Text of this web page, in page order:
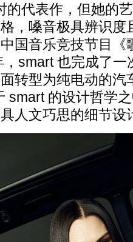
的代表作，但她的
，嗓音极具辨识度
国音乐竞技节目《
smart 也完成了一
转型为纯电动的汽
smart 的设计哲学
人文巧思的细节设